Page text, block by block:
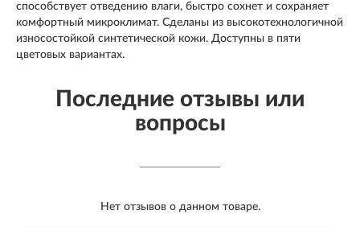
способствует отведению влаги, быстро сохнет и сохраняет
комфортный микроклимат. Сделаны из высокотехнологичной
износостойкой синтетической кожи. Доступны в пяти
цветовых вариантах.
Последние отзывы или
вопросы
Нет отзывов о данном товаре.